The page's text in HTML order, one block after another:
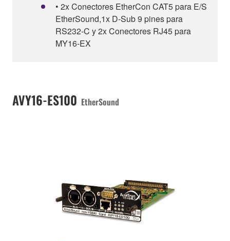
• 2x Conectores EtherCon CAT5 para E/S
EtherSound,1x D-Sub 9 pines para
RS232-C y 2x Conectores RJ45 para
MY16-EX
AVY16-ES100 EtherSound